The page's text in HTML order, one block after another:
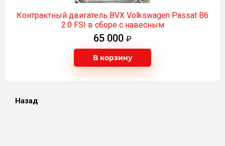
Контрактный двигатель BVX Volkswagen Passat B6
2.0 FSI в сборе с навесным
65 000
В корзину
Назад